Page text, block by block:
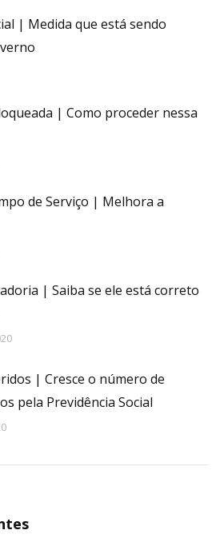
| Medida que está sendo
| Como proceder nessa
de Serviço | Melhora a
| Saiba se ele está correto
| Cresce o número de
pela Previdência Social